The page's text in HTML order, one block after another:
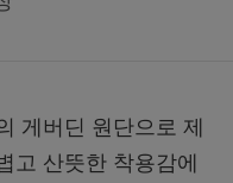
게버딘 원단으로 제
고 산뜻한 착용감에